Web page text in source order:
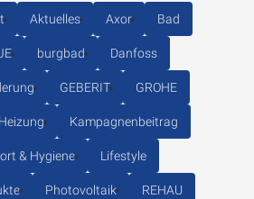
Aktuelles Axor Bad
burgbad Danfoss
GEBERIT GROHE
Heizung Kampagnenbeitrag
& Hygiene Lifestyle
Photovoltaik REHAU